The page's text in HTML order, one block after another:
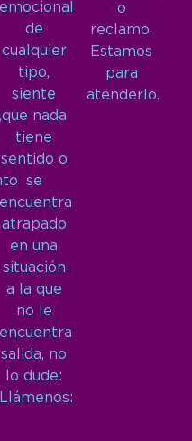
emocional
de
cualquier
tipo,
siente
que nada
tiene
sentido o
se
encuentra
atrapado
en una
situación
a la que
no le
encuentra
salida, no
lo dude:
Llámenos:
o
reclamo.
Estamos
para
atenderlo.